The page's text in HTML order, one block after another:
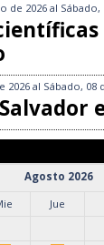
de 2026 al Sábado,
2026 al Sábado, 08
Agosto 2026
Jue